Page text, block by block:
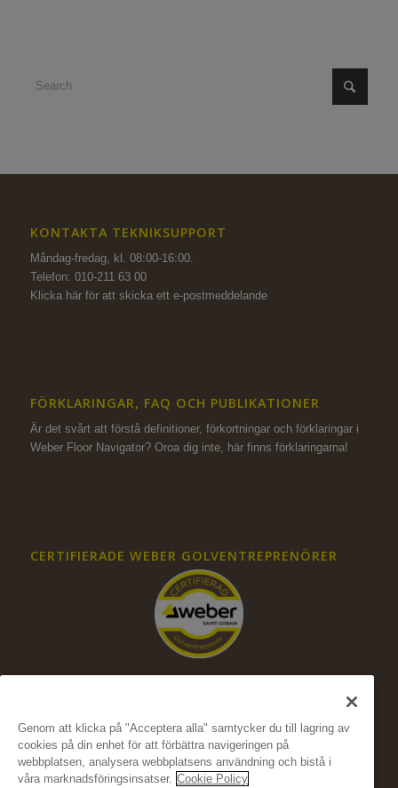
KONTAKTA TEKNIKSUPPORT
Måndag-fredag, kl. 08:00-16:00.
Telefon: 010-211 63 00
Klicka här för att skicka ett e-postmeddelande
FÖRKLARINGAR, FAQ OCH PUBLIKATIONER
Är det svårt att förstå definitioner, förkortningar och förklaringar i
Weber Floor Navigator? Oroa dig inte, här finns förklaringarna!
CERTIFIERADE WEBER GOLVENTREPRENÖRER
FÖLJ OSS PÅ SOCIALA MEDIER
Genom att klicka på "Acceptera alla" samtycker du till lagring av
cookies på din enhet för att förbättra navigeringen på
webbplatsen, analysera webbplatsens användning och bistå i
våra marknadsföringsinsatser. Cookie Policy